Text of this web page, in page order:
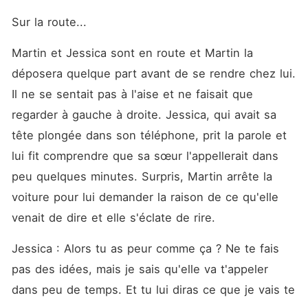
Sur la route...
Martin et Jessica sont en route et Martin la
déposera quelque part avant de se rendre chez lui.
Il ne se sentait pas à l'aise et ne faisait que
regarder à gauche à droite. Jessica, qui avait sa
tête plongée dans son téléphone, prit la parole et
lui fit comprendre que sa sœur l'appellerait dans
peu quelques minutes. Surpris, Martin arrête la
voiture pour lui demander la raison de ce qu'elle
venait de dire et elle s'éclate de rire.
Jessica : Alors tu as peur comme ça ? Ne te fais
pas des idées, mais je sais qu'elle va t'appeler
dans peu de temps. Et tu lui diras ce que je vais te